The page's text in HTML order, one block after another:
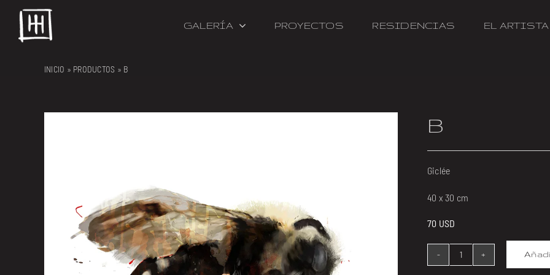
content
GALERÍA PROYECTOS RESIDENCIAS EL ARTISTA
INICIO » PRODUCTOS » B
B
Giclée
40 x 30 cm
70 USD
B